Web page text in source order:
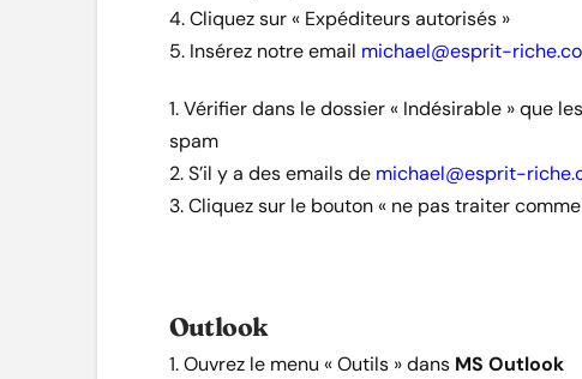
4. Cliquez sur « Expéditeurs autorisés »
5. Insérez notre email michael@esprit-
1. Vérifier dans le dossier « Indésirable » que
spam
2. S’il y a des emails de michael@esprit-
3. Cliquez sur le bouton « ne pas traiter
Outlook
1. Ouvrez le menu « Outils » dans MS Outlook